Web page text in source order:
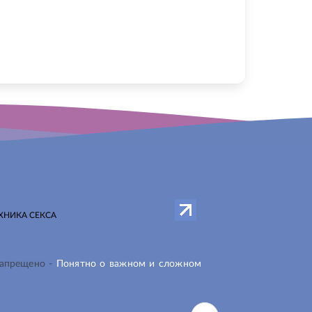
СЕКСА
- Понятно о важном и сложном